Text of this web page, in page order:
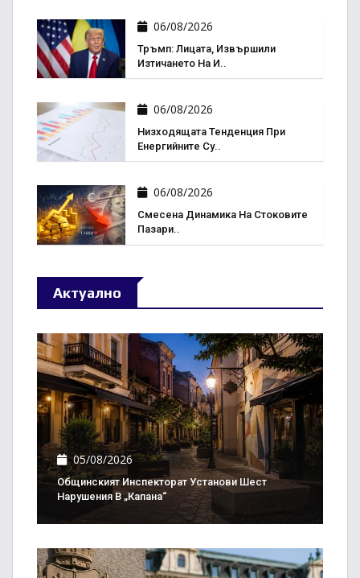
06/08/2026
Тръмп: Лицата, Извършили
Изтичането На И..
06/08/2026
Низходящата Тенденция При
Енергийните Су..
06/08/2026
Смесена Динамика На Стоковите
Пазари..
Актуално
05/08/2026
Общинският Инспекторат Установи Шест
Нарушения В „Капана“